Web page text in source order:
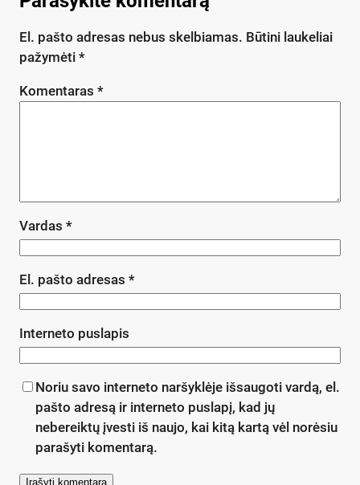
El. pašto adresas nebus skelbiamas. Būtini laukeliai
pažymėti *
Komentaras *
Vardas *
El. pašto adresas *
Interneto puslapis
Noriu savo interneto naršyklėje išsaugoti vardą, el.
pašto adresą ir interneto puslapį, kad jų
nebereiktų įvesti iš naujo, kai kitą kartą vėl norėsiu
parašyti komentarą.